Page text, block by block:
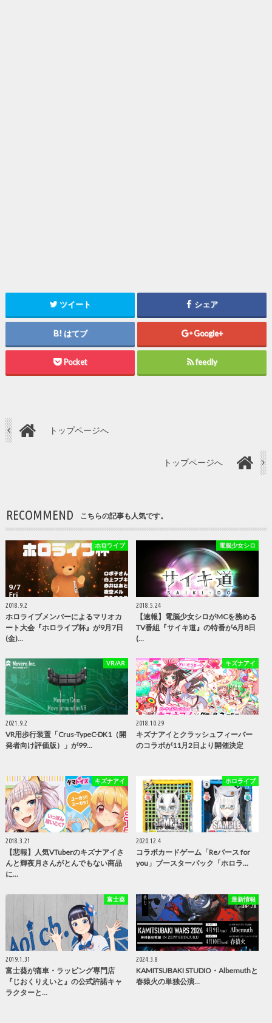
ツイート シェア
はてブ Google+
Pocket feedly
トップページへ
トップページへ
RECOMMEND こちらの記事も人気です。
ホロライブ
2018.9.2
ホロライブメンバーによるマリオカ
ート大会『ホロライブ杯』が9月7日
(金)…
電脳少女シロ
2018.5.24
【速報】電脳少女シロがMCを務める
TV番組『サイキ道』の特番が6月8日
(…
VR/AR
2021.9.2
VR用歩行装置「Crus-TypeC-DK1（開
発者向け評価版）」が99…
キズナアイ
2018.10.29
キズナアイとクラッシュフィーバー
のコラボが11月2日より開催決定
キズナアイ
2018.3.21
【悲報】人気VTuberのキズナアイさ
んと輝夜月さんがとんでもない商品
に…
ホロライブ
2020.12.4
コラボカードゲーム「Reバース for
you」ブースターパック「ホロラ…
富士葵
2019.1.31
富士葵が痛車・ラッピング専門店
『じおくりえいと』の公式許諾キャ
ラクターと…
最新情報
2024.3.8
KAMITSUBAKI STUDIO・Albemuthと
春猿火の単独公演…